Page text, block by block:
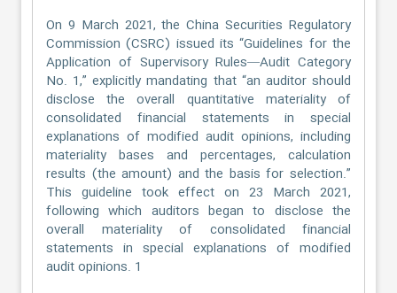
On 9 March 2021, the China Securities Regulatory
Commission (CSRC) issued its “Guidelines for the
Application of Supervisory Rules—Audit Category
No. 1,” explicitly mandating that “an auditor should
disclose the overall quantitative materiality of
consolidated financial statements in special
explanations of modified audit opinions, including
materiality bases and percentages, calculation
results (the amount) and the basis for selection.”
This guideline took effect on 23 March 2021,
following which auditors began to disclose the
overall materiality of consolidated financial
statements in special explanations of modified
audit opinions. 1